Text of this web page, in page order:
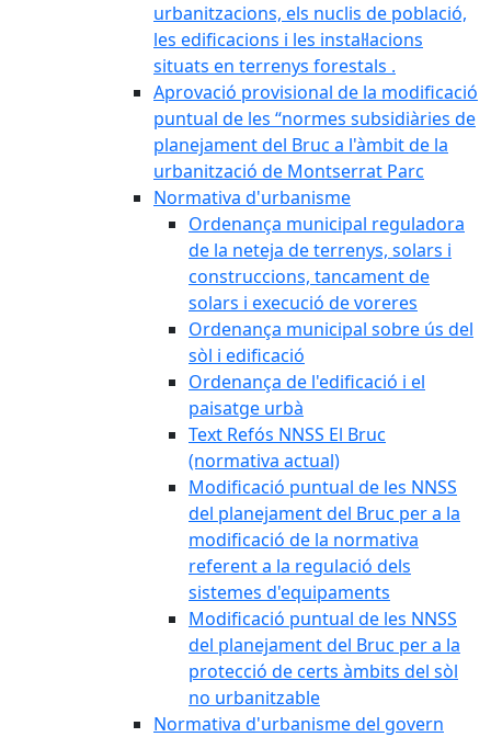
urbanitzacions, els nuclis de població,
les edificacions i les instal·lacions
situats en terrenys forestals .
Aprovació provisional de la modificació
puntual de les “normes subsidiàries de
planejament del Bruc a l'àmbit de la
urbanització de Montserrat Parc
Normativa d'urbanisme
Ordenança municipal reguladora
de la neteja de terrenys, solars i
construccions, tancament de
solars i execució de voreres
Ordenança municipal sobre ús del
sòl i edificació
Ordenança de l'edificació i el
paisatge urbà
Text Refós NNSS El Bruc
(normativa actual)
Modificació puntual de les NNSS
del planejament del Bruc per a la
modificació de la normativa
referent a la regulació dels
sistemes d'equipaments
Modificació puntual de les NNSS
del planejament del Bruc per a la
protecció de certs àmbits del sòl
no urbanitzable
Normativa d'urbanisme del govern